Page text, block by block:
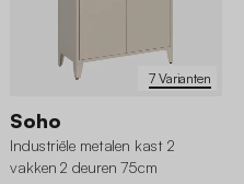
7 Varianten
Soho
Industriële metalen kast 2
vakken 2 deuren 75cm